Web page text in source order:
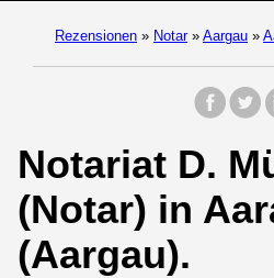
Rezensionen » Notar » Aargau »
Notariat D.
(Notar) in
(Aargau).